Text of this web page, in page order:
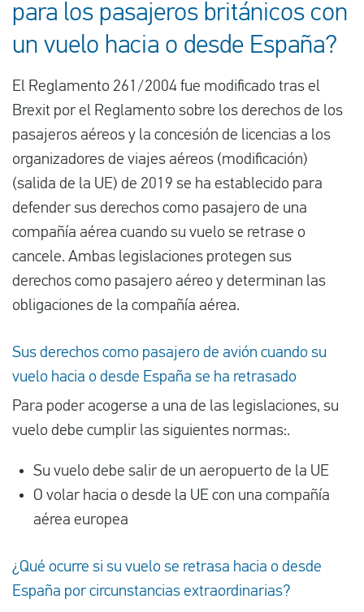
para los pasajeros británicos con
un vuelo hacia o desde España?
El Reglamento 261/2004 fue modificado tras el
Brexit por el Reglamento sobre los derechos de los
pasajeros aéreos y la concesión de licencias a los
organizadores de viajes aéreos (modificación)
(salida de la UE) de 2019 se ha establecido para
defender sus derechos como pasajero de una
compañía aérea cuando su vuelo se retrase o
cancele. Ambas legislaciones protegen sus
derechos como pasajero aéreo y determinan las
obligaciones de la compañía aérea.
Sus derechos como pasajero de avión cuando su
vuelo hacia o desde España se ha retrasado
Para poder acogerse a una de las legislaciones, su
vuelo debe cumplir las siguientes normas:.
Su vuelo debe salir de un aeropuerto de la UE
O volar hacia o desde la UE con una compañía
aérea europea
¿Qué ocurre si su vuelo se retrasa hacia o desde
España por circunstancias extraordinarias?